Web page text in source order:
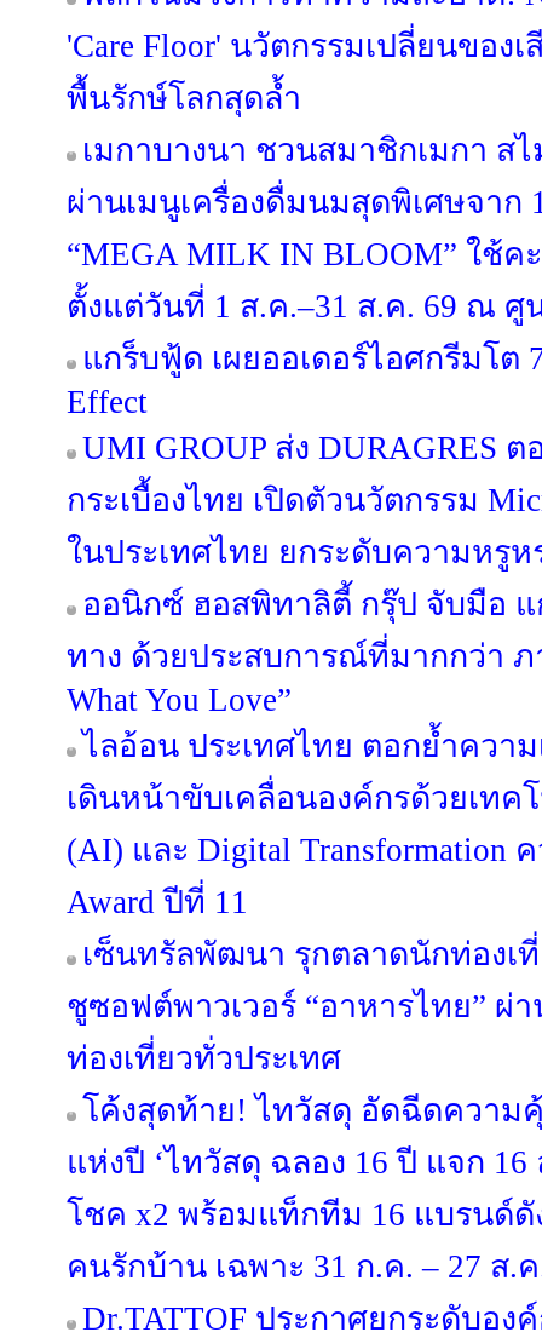
'Care Floor' นวัตกรรมเปลี่ยนของ
พื้นรักษ์โลกสุดล้ำ
เมกาบางนา ชวนสมาชิกเมกา ส
ผ่านเมนูเครื่องดื่มนมสุดพิเศษจาก
“MEGA MILK IN BLOOM” ใช้
ตั้งแต่วันที่ 1 ส.ค.–31 ส.ค. 69 ณ ศู
แกร็บฟู้ด เผยออเดอร์ไอศกรีมโต
Effect
UMI GROUP ส่ง DURAGRES
กระเบื้องไทย เปิดตัวนวัตกรรม
ในประเทศไทย ยกระดับความหรู
ออนิกซ์ ฮอสพิทาลิตี้ กรุ๊ป จับมือ แ
ทาง ด้วยประสบการณ์ที่มากกว่า ภ
What You Love”
ไลอ้อน ประเทศไทย ตอกย้ำควา
เดินหน้าขับเคลื่อนองค์กรด้วยเท
(AI) และ Digital Transformation ค
Award ปีที่ 11
เซ็นทรัลพัฒนา รุกตลาดนักท่องเ
ชูซอฟต์พาวเวอร์ “อาหารไทย” ผ่า
ท่องเที่ยวทั่วประเทศ
โค้งสุดท้าย! ไทวัสดุ อัดฉีดควา
แห่งปี ‘ไทวัสดุ ฉลอง 16 ปี แจก
โชค x2 พร้อมแท็กทีม 16 แบรนด์
คนรักบ้าน เฉพาะ 31 ก.ค. – 27 ส.
Dr.TATTOF ประกาศยกระดับอง